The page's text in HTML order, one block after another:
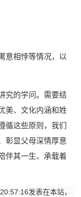
意相悖等情况，以
究的学问。需要结
美、文化内涵和姓
循这些原则，我们
彰显父母深情厚意
伴其一生、承载着
发表在本站，